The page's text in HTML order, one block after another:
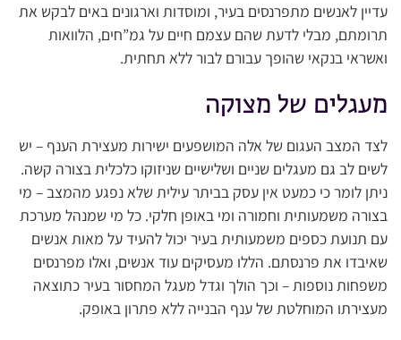
עדיין לאנשים מתפרנסים בעיר, ומוסדות וארגונים באים לבקש את
תרומתם, מבלי לדעת שהם עצמם חיים על גמ”חים, הלוואות
ואשראי בנקאי שהופך עבורם לבור ללא תחתית.
מעגלים של מצוקה
לצד המצב העגום של אלה המושפעים ישירות מעצירת הענף – יש
לשים לב גם מעגלים שניים ושלישיים שניזוקו כלכלית בצורה קשה.
ניתן לומר כי כמעט אין עסק בביתר עילית שלא נפגע מהמצב – מי
בצורה משמעותית וחמורה ומי באופן חלקי. כל מי שמנהל מערכת
עם תנועת כספים משמעותית בעיר יכול להעיד על מאות אנשים
שאיבדו את פרנסתם. הללו מעסיקים עוד אנשים, ואלו מפרנסים
משפחות נוספות – וכך הולך וגדל מעגל המחסור בעיר כתוצאה
מעצירתו המוחלטת של ענף הבנייה ללא פתרון באופק.